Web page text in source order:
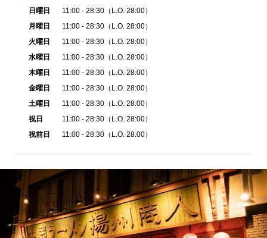
日曜日
11:00 - 28:30（L.O. 28:00）
月曜日
11:00 - 28:30（L.O. 28:00）
火曜日
11:00 - 28:30（L.O. 28:00）
水曜日
11:00 - 28:30（L.O. 28:00）
木曜日
11:00 - 28:30（L.O. 28:00）
金曜日
11:00 - 28:30（L.O. 28:00）
土曜日
11:00 - 28:30（L.O. 28:00）
祝日
11:00 - 28:30（L.O. 28:00）
祝前日
11:00 - 28:30（L.O. 28:00）